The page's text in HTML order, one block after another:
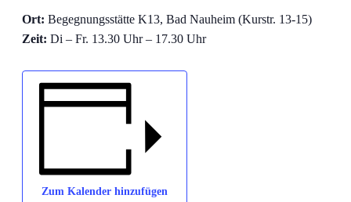
Ort: Begegnungsstätte K13, Bad Nauheim (Kurstr. 13-15)
Zeit: Di – Fr. 13.30 Uhr – 17.30 Uhr
Zum Kalender hinzufügen